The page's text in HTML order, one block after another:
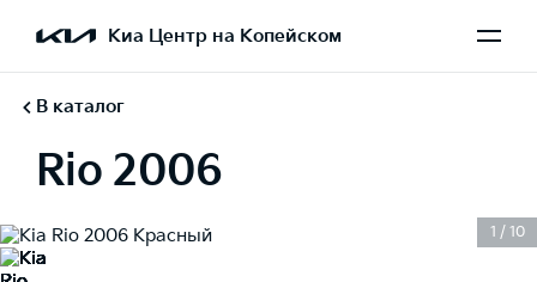
Киа Центр на Копейском
В каталог
Rio 2006
1 / 10